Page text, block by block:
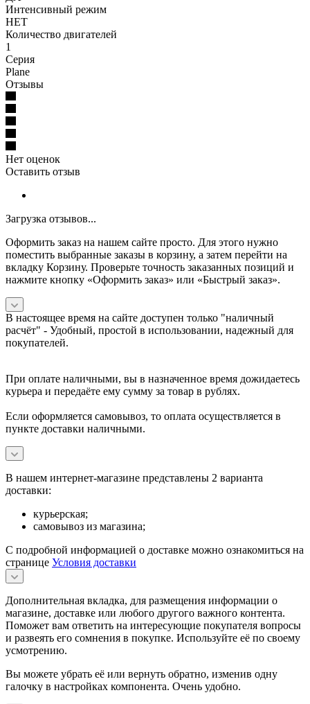
Интенсивный режим
НЕТ
Количество двигателей
1
Серия
Plane
Отзывы
Нет оценок
Оставить отзыв
Загрузка отзывов...
Оформить заказ на нашем сайте просто. Для этого нужно
поместить выбранные заказы в корзину, а затем перейти на
вкладку Корзину. Проверьте точность заказанных позиций и
нажмите кнопку «Оформить заказ» или «Быстрый заказ».
В настоящее время на сайте доступен только "наличный
расчёт" - Удобный, простой в использовании, надежный для
покупателей.
При оплате наличными, вы в назначенное время дожидаетесь
курьера и передаёте ему сумму за товар в рублях.
Если оформляется самовывоз, то оплата осуществляется в
пункте доставки наличными.
В нашем интернет-магазине представлены 2 варианта
доставки:
курьерская;
самовывоз из магазина;
С подробной информацией о доставке можно ознакомиться на
странице Условия доставки
Дополнительная вкладка, для размещения информации о
магазине, доставке или любого другого важного контента.
Поможет вам ответить на интересующие покупателя вопросы
и развеять его сомнения в покупке. Используйте её по своему
усмотрению.
Вы можете убрать её или вернуть обратно, изменив одну
галочку в настройках компонента. Очень удобно.